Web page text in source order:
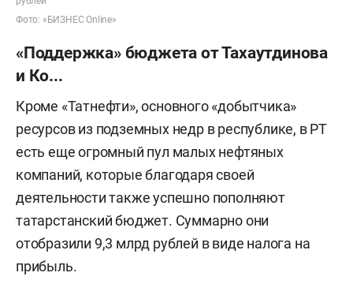
Фото: «БИЗНЕС Online»
«Поддержка» бюджета от Тахаутдинова
и Ко...
Кроме «Татнефти», основного «добытчика»
ресурсов из подземных недр в республике, в РТ
есть еще огромный пул малых нефтяных
компаний, которые благодаря своей
деятельности также успешно пополняют
татарстанский бюджет. Суммарно они
отобразили 9,3 млрд рублей в виде налога на
прибыль.